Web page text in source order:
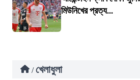
মিউনিখের প্রত্য...
/ খেলাধুলা